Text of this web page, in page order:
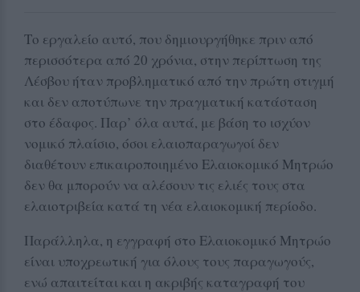
Το εργαλείο αυτό, που δημιουργήθηκε πριν από
περισσότερα από 20 χρόνια, στην περίπτωση της
Λέσβου ήταν προβληματικό από την πρώτη στιγμή
και δεν αποτύπωνε την πραγματική κατάσταση
στο έδαφος. Παρ’ όλα αυτά, με βάση το ισχύον
νομικό πλαίσιο, όσοι ελαιοπαραγωγοί δεν
διαθέτουν επικαιροποιημένο Ελαιοκομικό Μητρώο
δεν θα μπορούν να αλέσουν τις ελιές τους στα
ελαιοτριβεία κατά τη νέα ελαιοκομική περίοδο.
Παράλληλα, η εγγραφή στο Ελαιοκομικό Μητρώο
είναι υποχρεωτική για όλους τους παραγωγούς,
ενώ απαιτείται και η ακριβής καταγραφή του